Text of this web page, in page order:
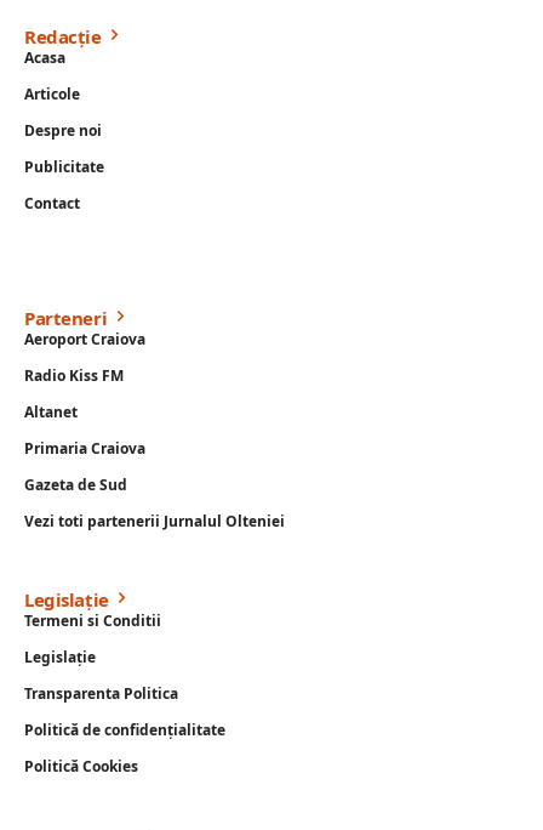
Redacție
Acasa
Articole
Despre noi
Publicitate
Contact
Parteneri
Aeroport Craiova
Radio Kiss FM
Altanet
Primaria Craiova
Gazeta de Sud
Vezi toti partenerii Jurnalul Olteniei
Legislație
Termeni si Conditii
Legislație
Transparenta Politica
Politică de confidențialitate
Politică Cookies